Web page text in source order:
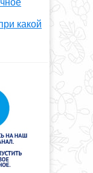
какой